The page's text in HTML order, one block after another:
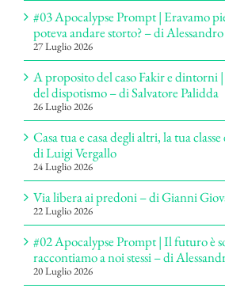
#03 Apocalypse Prompt | Eravamo
poteva andare storto? – di
27 Luglio 2026
A proposito del caso Fakir e dintorni
del dispotismo – di Salvatore Palidda
26 Luglio 2026
Casa tua e casa degli altri, la tua
di Luigi Vergallo
24 Luglio 2026
Via libera ai predoni – di Gianni
22 Luglio 2026
#02 Apocalypse Prompt | Il futuro è
raccontiamo a noi stessi – di
20 Luglio 2026